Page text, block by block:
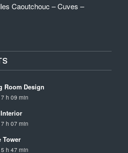
Caoutchouc – Cuves –
Room Design
h 09 min
h 07 min
Tower
h 47 min